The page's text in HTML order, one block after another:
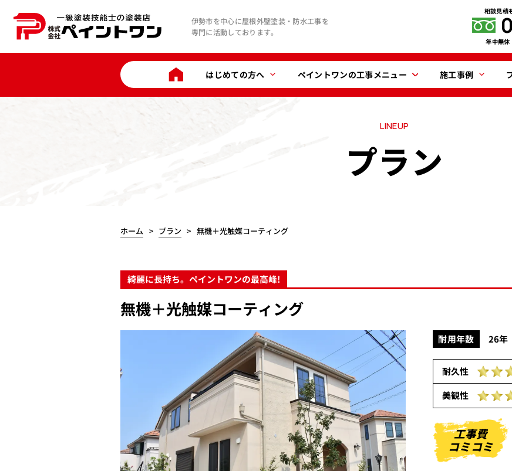
伊勢市を中心に屋根外壁塗装・防水工事を
専門に活動しております。
相談見積
年中無休
はじめての方へ ペイントワンの工事メニュー 施工事例
LINEUP
プラン
ホーム プラン 無機＋光触媒コーティング
綺麗に長持ち。ペイントワンの最高峰!
無機＋光触媒コーティング
耐用年数 26年
耐久性
美観性
工事費
コミコミ